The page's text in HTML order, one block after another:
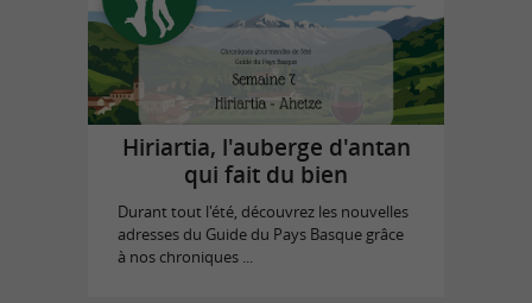
Hiriartia, l'auberge d'antan
qui fait du bien
Durant tout l'été, découvrez les nouvelles
adresses du Guide du Pays Basque grâce
à nos chroniques ...